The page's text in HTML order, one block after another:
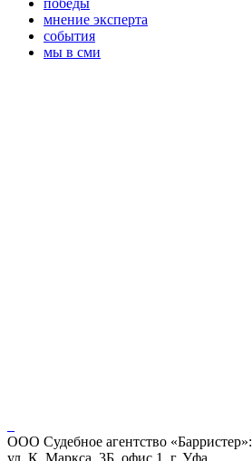
победы
мнение эксперта
события
мы в сми
ООО Судебное агентство «Барристер»: